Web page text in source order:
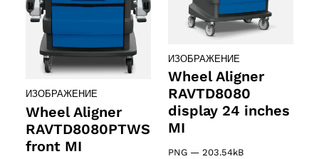
ИЗОБРАЖЕНИЕ
Wheel Aligner
RAVTD8080PTWS
front MI
ИЗОБРАЖЕНИЕ
Wheel Aligner
RAVTD8080
display 24 inches
MI
PNG — 203.54kB